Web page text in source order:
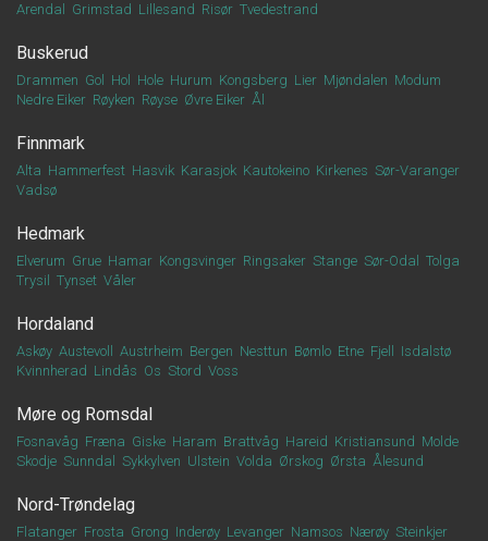
Arendal Grimstad Lillesand Risør Tvedestrand
Buskerud
Drammen Gol Hol Hole Hurum Kongsberg Lier Mjøndalen Modum
Nedre Eiker Røyken Røyse Øvre Eiker Ål
Finnmark
Alta Hammerfest Hasvik Karasjok Kautokeino Kirkenes Sør-Varanger
Vadsø
Hedmark
Elverum Grue Hamar Kongsvinger Ringsaker Stange Sør-Odal
Tolga
Trysil
Tynset Våler
Hordaland
Askøy Austevoll Austrheim Bergen Nesttun Bømlo Etne Fjell
Isdalstø
Kvinnherad Lindås Os Stord Voss
Møre og Romsdal
Fosnavåg Fræna Giske Haram Brattvåg Hareid Kristiansund Molde
Skodje Sunndal Sykkylven Ulstein Volda Ørskog Ørsta Ålesund
Nord-Trøndelag
Flatanger Frosta Grong Inderøy Levanger Namsos Nærøy Steinkjer